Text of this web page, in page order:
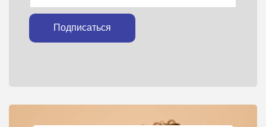
Подписаться